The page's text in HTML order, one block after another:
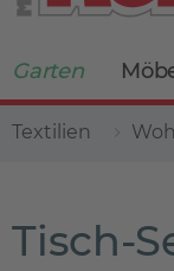
Garten
Textilien
Tisch-